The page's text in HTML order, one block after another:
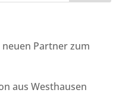
Partner zum
aus Westhausen